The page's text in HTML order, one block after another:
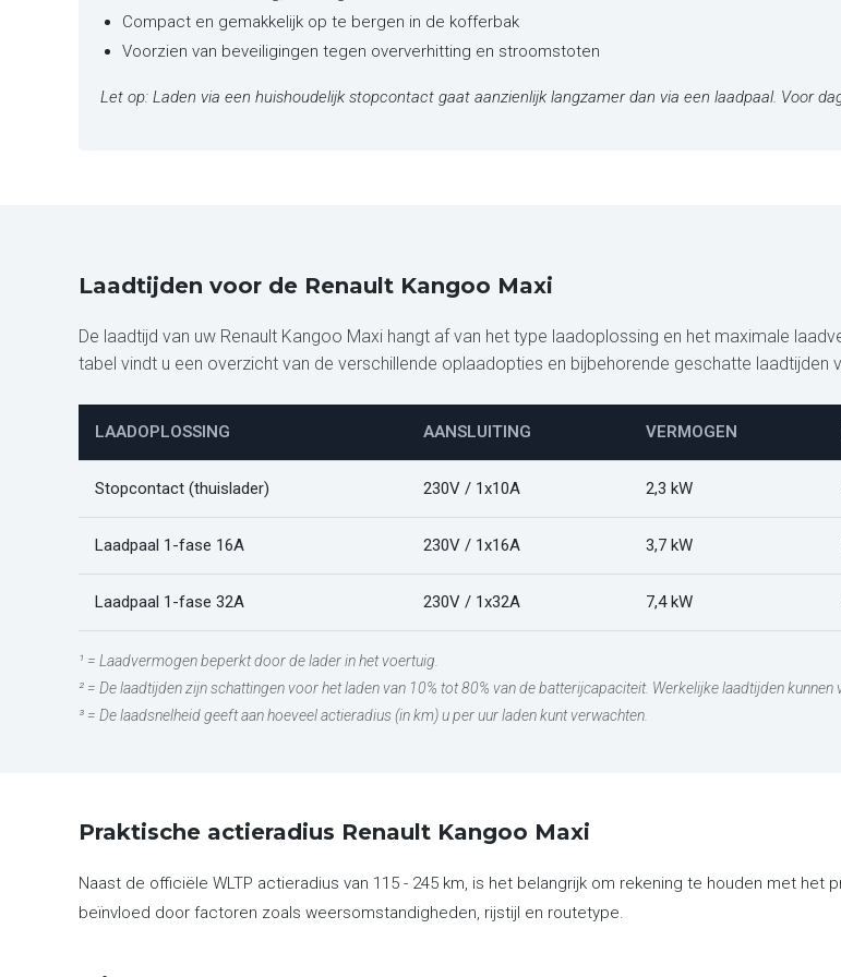
Compact en gemakkelijk op te bergen in de kofferbak
Voorzien van beveiligingen tegen oververhitting en stroomstoten
Let op: Laden via een huishoudelijk stopcontact gaat aanzienlijk langzamer dan via een laadpaal. Voor
Laadtijden voor de Renault Kangoo Maxi
De laadtijd van uw Renault Kangoo Maxi hangt af van het type laadoplossing en het maximale
tabel vindt u een overzicht van de verschillende oplaadopties en bijbehorende geschatte laadtijden
LAADOPLOSSING AANSLUITING VERMOGEN
Stopcontact (thuislader) 230V / 1x10A 2,3 kW
Laadpaal 1-fase 16A 230V / 1x16A 3,7 kW
Laadpaal 1-fase 32A 230V / 1x32A 7,4 kW
¹ = Laadvermogen beperkt door de lader in het voertuig.
² = De laadtijden zijn schattingen voor het laden van 10% tot 80% van de batterijcapaciteit. Werkelijke laadtijden
³ = De laadsnelheid geeft aan hoeveel actieradius (in km) u per uur laden kunt verwachten.
Praktische actieradius Renault Kangoo Maxi
Naast de officiële WLTP actieradius van 115 - 245 km, is het belangrijk om rekening te houden met
beïnvloed door factoren zoals weersomstandigheden, rijstijl en routetype.